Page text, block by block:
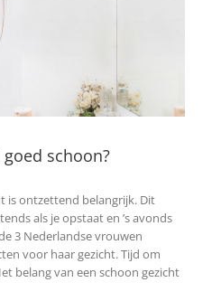
schoon?
is ontzettend belangrijk. Dit
als je opstaat en ’s avonds
3 Nederlandse vrouwen
voor haar gezicht. Tijd om
belang van een schoon gezicht